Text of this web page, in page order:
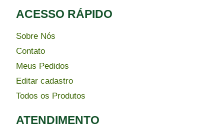
ACESSO RÁPIDO​
Sobre Nós
Contato
Meus Pedidos
Editar cadastro
Todos os Produtos
ATENDIMENTO